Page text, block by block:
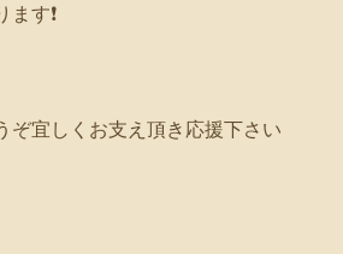
す❗
ぞ宜しくお支え頂き応援下さい